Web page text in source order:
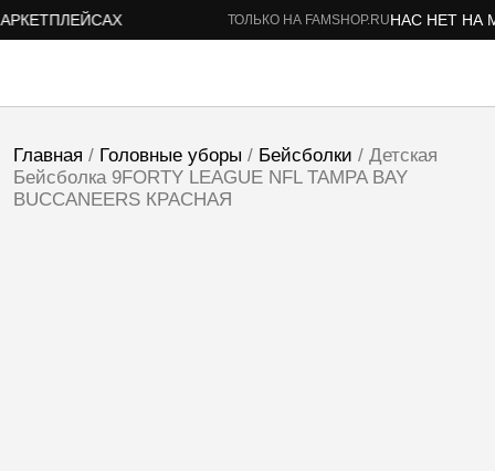
ТОЛЬКО НА FAMSHOP.RUНАС НЕТ НА
Главная / Головные уборы / Бейсболки / Детская
Бейсболка 9FORTY LEAGUE NFL TAMPA BAY
BUCCANEERS КРАСНАЯ